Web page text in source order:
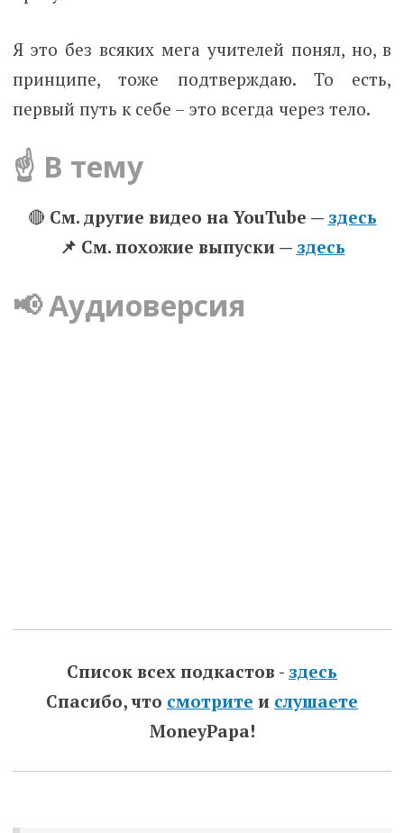
Я это без всяких мега учителей понял, но, в
принципе, тоже подтверждаю. То есть,
первый путь к себе – это всегда через тело.
☝️ В тему
🔴 См. другие видео на YouTube — здесь
📌 Cм. похожие выпуски — здесь
📢 Аудиоверсия
Список всех подкастов - здесь
Спасибо, что смотрите и слушаете
MoneyPapa!